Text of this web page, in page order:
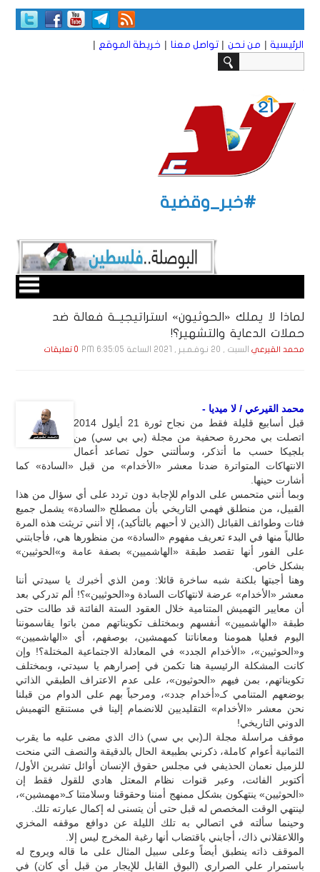
الرئيسية | من نحن | تواصل معنا | خريطة الموقع |
#خبر_وقضية
لماذا لا يملك «الحوثيون» استراتيجيــة فعالة ضد
حملات الدعاية والتشهير؟!
محمد القيرعي السبت , 20 نـوفـمـبـر , 2021 الساعة 6:35:05 PM 0 تعليقات
محمد القيرعي / لا ميديا -
قبل أسابيع قليلة فقط من نجاح ثورة 21 أيلول 2014
اتصلت بي محررة صحفية من مجلة (بي بي سي) من
بلجيكا حسب ما أتذكر، وسألتني حول تصاعد أعمال
الانتهاكات المتواترة ضدنا معشر «الأخدام» من قبل «السادة» كما
أشارت حينها.
وبما أنني متحمس على الدوام للإجابة دون تردد على أي سؤال من هذا
القبيل، من منطلق فهمي التاريخي بأن مصطلح «السادة» يشمل جميع
فئات وطوائف القبائل (الذين لا أحبهم بالتأكيد)، إلا أنني تريثت هذه المرة
طالباً منها في البدء تعريف مفهوم «السادة» من منظورها هي، فأجابتني
على الفور أنها تقصد طبقة «الهاشميين» بصفة عامة و»الحوثيين»
بشكل خاص.
وهنا أجبتها بلكنة شبه ساخرة قائلا: ومن الذي أخبرك يا سيدتي أننا
معشر «الأخدام» عرضة لانتهاكات السادة و«الحوثيين»؟! ألم تدركي بعد
أن معايير التهميش المتنامية خلال العقود الستة الفائتة قد طالت حتى
طبقة «الهاشميين» أنفسهم وبمختلف تكويناتهم ممن باتوا يقاسموننا
اليوم فعليا همومنا ومعاناتنا كمهمشين، بوصفهم، أي «الهاشميين»
و«الحوثيين»، «الأخدام الجدد» في المعادلة الاجتماعية المختلة؟! وإن
كانت المشكلة الرئيسية هنا تكمن في إصرارهم يا سيدتي، وبمختلف
تكويناتهم، بمن فيهم «الحوثيون»، على عدم الاعتراف الطبقي الذاتي
بوضعهم المتنامي كـ«أخدام جدد»، ومرحباً بهم على الدوام من قبلنا
نحن معشر «الأخدام» التقليديين للانضمام إلينا في مستنقع التهميش
الدوني التاريخي!
موقف مراسلة مجلة الـ(بي بي سي) ذاك الذي مضى عليه ما يقرب
الثمانية أعوام كاملة، ذكرني بطبيعة الحال بالدقيقة والنصف التي منحت
للزميل نعمان الحذيفي في مجلس حقوق الإنسان أوائل تشرين الأول/
أكتوبر الفائت، وعبر قنوات نظام المعتل هادي للقول فقط إن
«الحوثيين» ينتهكون بشكل ممنهج أمننا وحقوقنا وسلامتنا كـ«مهمشين»،
لينتهي الوقت المخصص له قبل حتى أن يتسنى له إكمال عبارته تلك.
وحينما سألته في اتصالي به تلك الليلة عن دوافع موقفه المخزي
واللاعقلاني ذاك، أجابني باقتضاب أنها رغبة المخرج ليس إلا.
الموقف ذاته ينطبق أيضاً وعلى سبيل المثال على ما قاله ويروج له
باستمرار علي الصراري (البوق القابل للإيجار من قبل أي كان) في